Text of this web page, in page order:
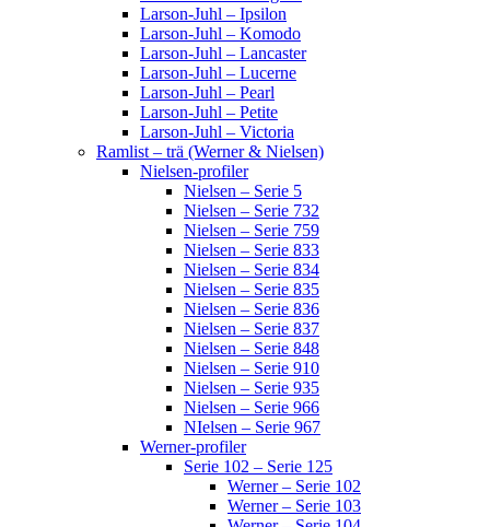
Larson-Juhl – Ipsilon
Larson-Juhl – Komodo
Larson-Juhl – Lancaster
Larson-Juhl – Lucerne
Larson-Juhl – Pearl
Larson-Juhl – Petite
Larson-Juhl – Victoria
Ramlist – trä (Werner & Nielsen)
Nielsen-profiler
Nielsen – Serie 5
Nielsen – Serie 732
Nielsen – Serie 759
Nielsen – Serie 833
Nielsen – Serie 834
Nielsen – Serie 835
Nielsen – Serie 836
Nielsen – Serie 837
Nielsen – Serie 848
Nielsen – Serie 910
Nielsen – Serie 935
Nielsen – Serie 966
NIelsen – Serie 967
Werner-profiler
Serie 102 – Serie 125
Werner – Serie 102
Werner – Serie 103